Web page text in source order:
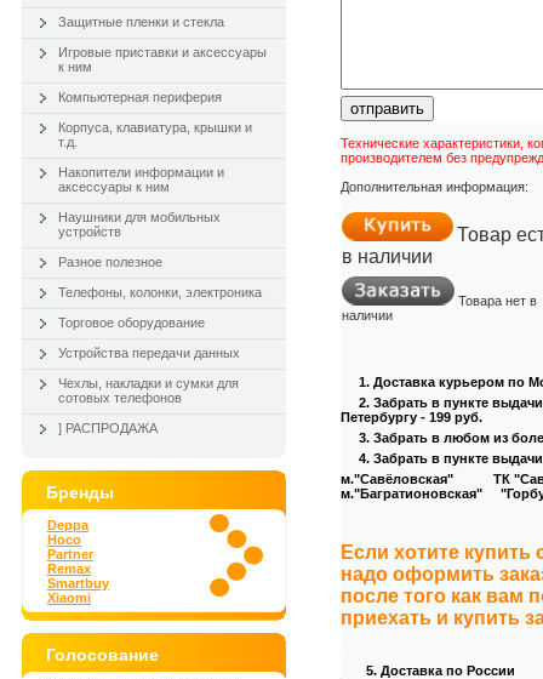
Защитные пленки и стекла
Игровые приставки и аксессуары
к ним
Компьютерная периферия
Корпуса, клавиатура, крышки и
т.д.
Накопители информации и
аксессуары к ним
Наушники для мобильных
устройств
Разное полезное
Телефоны, колонки, электроника
Торговое оборудование
Устройства передачи данных
Чехлы, накладки и сумки для
сотовых телефонов
] РАСПРОДАЖА
Бренды
Deppa
Hoco
Partner
Remax
Smartbuy
Xiaomi
Голосование
отправить
Технические характеристики,
производителем без
Дополнительная информация:
Товар
в наличии
Товара нет в
наличии
1. Доставка курьером по
2. Забрать в пункте
Петербургу - 199 руб.
3. Забрать в любом из
4. Забрать в пункте
м."Савёловская" ТК
м."Багратионовская"
Если хотите
надо оформить
после того как вам
приехать и купить
5. Доставка по России